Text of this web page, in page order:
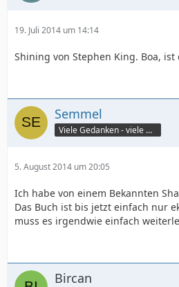
19. Juli 2014 um 14:14
Shining von Stephen King. Boa, ist
Semmel
Viele Gedanken - viele Worte
5. August 2014 um 20:05
Ich habe von einem Bekannten
Das Buch ist bis jetzt einfach nur
muss es irgendwie einfach
Bircan